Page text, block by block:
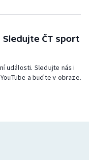
ČT sport
události. Sledujte nás i
a buďte v obraze.